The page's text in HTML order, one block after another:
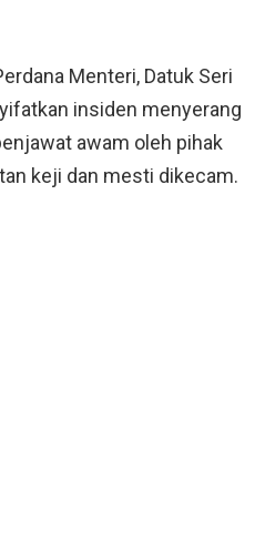
Menteri, Datuk Seri
insiden menyerang
awam oleh pihak
keji dan mesti dikecam.